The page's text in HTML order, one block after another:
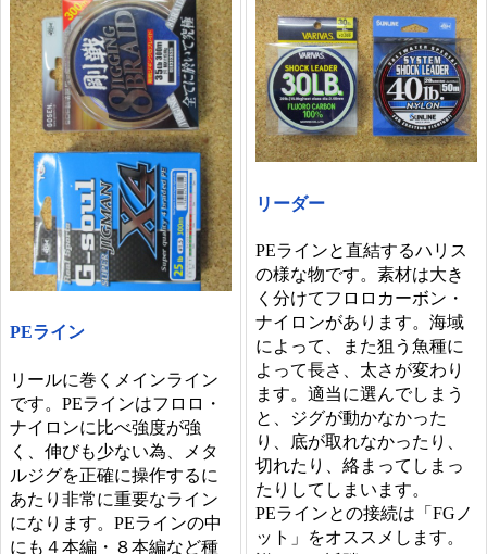
PEライン
リールに巻くメインライン
です。PEラインはフロロ・
ナイロンに比べ強度が強
く、伸びも少ない為、メタ
ルジグを正確に操作するに
あたり非常に重要なライン
になります。PEラインの中
にも４本編・８本編など種
リーダー
PEラインと直結するハリス
の様な物です。素材は大き
く分けてフロロカーボン・
ナイロンがあります。海域
によって、また狙う魚種に
よって長さ、太さが変わり
ます。適当に選んでしまう
と、ジグが動かなかった
り、底が取れなかったり、
切れたり、絡まってしまっ
たりしてしまいます。
PEラインとの接続は「FGノ
ット」をオススメします。